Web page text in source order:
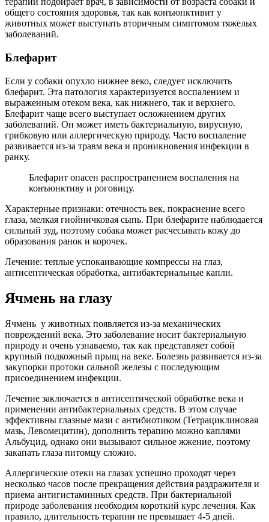
общего состояния здоровья, так как конъюнктивит у
животных может выступать вторичным симптомом тяжелых
заболеваний.
Блефарит
Если у собаки опухло нижнее веко, следует исключить
блефарит. Эта патология характеризуется воспалением и
выраженным отеком века, как нижнего, так и верхнего.
Блефарит чаще всего выступает осложнением других
заболеваний. Он может иметь бактериальную, вирусную,
грибковую или аллергическую природу. Часто воспаление
развивается из-за травм века и проникновения инфекции в
ранку.
Блефарит опасен распространением воспаления на
конъюнктиву и роговицу.
Характерные признаки: отечность век, покраснение всего
глаза, мелкая гнойничковая сыпь. При блефарите наблюдается
сильный зуд, поэтому собака может расчесывать кожу до
образования ранок и корочек.
Лечение: теплые успокаивающие компрессы на глаз,
антисептическая обработка, антибактериальные капли.
Ячмень на глазу
Ячмень у животных появляется из-за механических
повреждений века. Это заболевание носит бактериальную
природу и очень узнаваемо, так как представляет собой
крупный подкожный прыщ на веке. Болезнь развивается из-за
закупорки протоки сальной железы с последующим
присоединением инфекции.
Лечение заключается в антисептической обработке века и
применении антибактериальных средств. В этом случае
эффективны глазные мази с антибиотиком (Тетрациклиновая
мазь, Левомецитин), дополнить терапию можно каплями
Альбуцид, однако они вызывают сильное жжение, поэтому
закапать глаза питомцу сложно.
Аллергические отеки на глазах успешно проходят через
несколько часов после прекращения действия раздражителя и
приема антигистаминных средств. При бактериальной
природе заболевания необходим короткий курс лечения. Как
правило, длительность терапии не превышает 4-5 дней.